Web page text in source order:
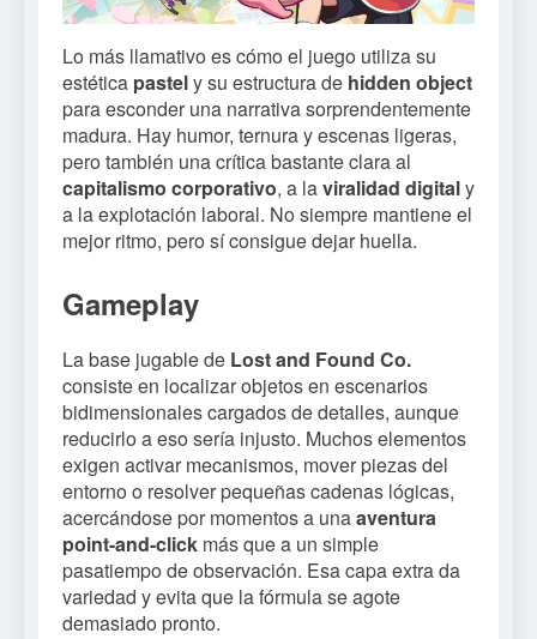
Lo más llamativo es cómo el juego utiliza su
estética pastely su estructura de hidden object
para esconder una narrativa sorprendentemente
madura. Hay humor, ternura y escenas ligeras,
pero también una crítica bastante clara al
capitalismo corporativo, a laviralidad digitaly
a la explotación laboral. No siempre mantiene el
mejor ritmo, pero sí consigue dejar huella.
Gameplay
La base jugable de Lost and Found Co.
consiste en localizar objetos en escenarios
bidimensionales cargados de detalles, aunque
reducirlo a eso sería injusto. Muchos elementos
exigen activar mecanismos, mover piezas del
entorno o resolver pequeñas cadenas lógicas,
acercándose por momentos a unaaventura
point-and-click más que a un simple
pasatiempo de observación. Esa capa extra da
variedad y evita que la fórmula se agote
demasiado pronto.